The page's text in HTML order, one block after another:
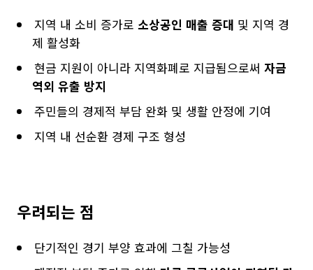
지역 내 소비 증가로 소상공인 매출 증대 및 지역 경
제 활성화
현금 지원이 아니라 지역화폐로 지급됨으로써 자금
역외 유출 방지
주민들의 경제적 부담 완화 및 생활 안정에 기여
지역 내 선순환 경제 구조 형성
우려되는 점
단기적인 경기 부양 효과에 그칠 가능성